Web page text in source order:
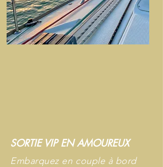
SORTIE VIP EN AMOUREUX
Embarquez en couple à bord